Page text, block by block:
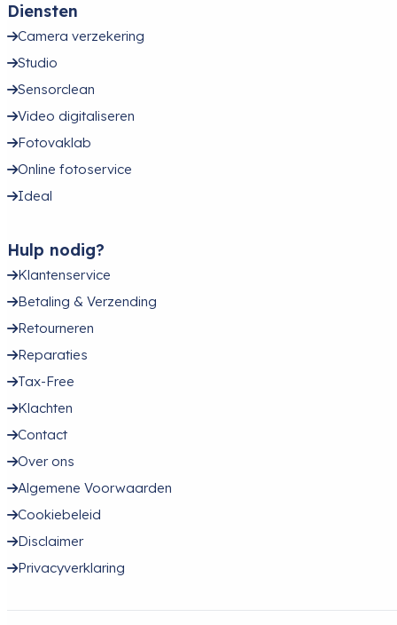
Diensten
Camera verzekering
Studio
Sensorclean
Video digitaliseren
Fotovaklab
Online fotoservice
Ideal
Hulp nodig?
Klantenservice
Betaling & Verzending
Retourneren
Reparaties
Tax-Free
Klachten
Contact
Over ons
Algemene Voorwaarden
Cookiebeleid
Disclaimer
Privacyverklaring